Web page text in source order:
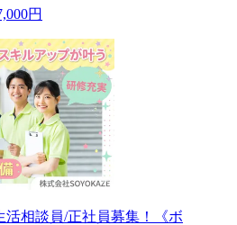
円
活相談員/正社員募集！《ボ